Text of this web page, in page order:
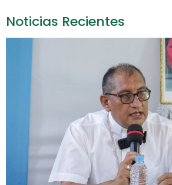
Noticias Recientes